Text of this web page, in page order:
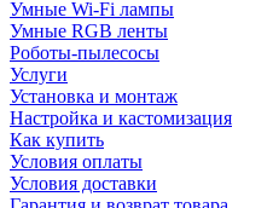
Умные Wi-Fi лампы
Умные RGB ленты
Роботы-пылесосы
Услуги
Установка и монтаж
Настройка и кастомизация
Как купить
Условия оплаты
Условия доставки